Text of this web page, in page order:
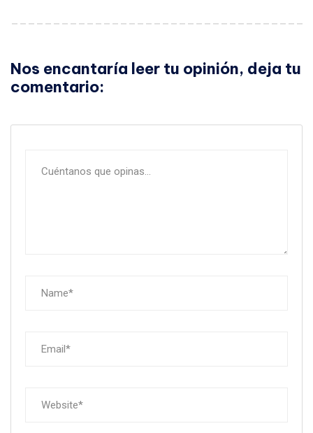
Nos encantaría leer tu opinión, deja tu
comentario: